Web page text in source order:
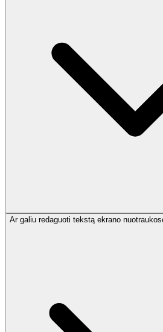
Ar galiu redaguoti tekstą ekrano